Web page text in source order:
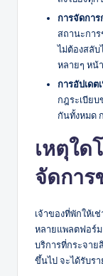
การจัดการ
สถานะการ
ไม่ต้องสลับ
หลายๆ หน้
การอัปเดต
กฎระเบีย
กันทั้งหมด
เหตุใด
จัดการ
เจ้าของที่พักให้
หลายแพลตฟอร์
บริการที่กระจาย
ขึ้นไป จะได้รับร